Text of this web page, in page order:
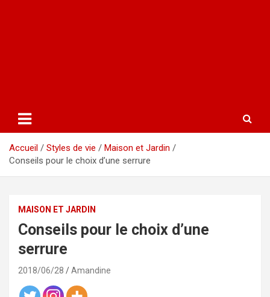
Accueil Styles de vie
Maison et Jardin
Conseils pour le choix d’une serrure
MAISON ET JARDIN
Conseils pour le choix d’une
serrure
2018/06/28 Amandine